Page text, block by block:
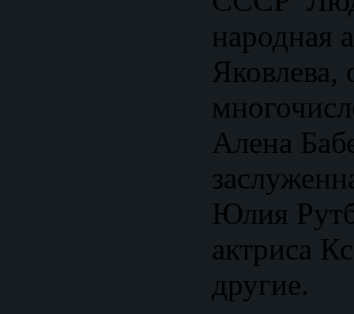
народная
Яковлева,
Алена
Юлия
актриса
другие.